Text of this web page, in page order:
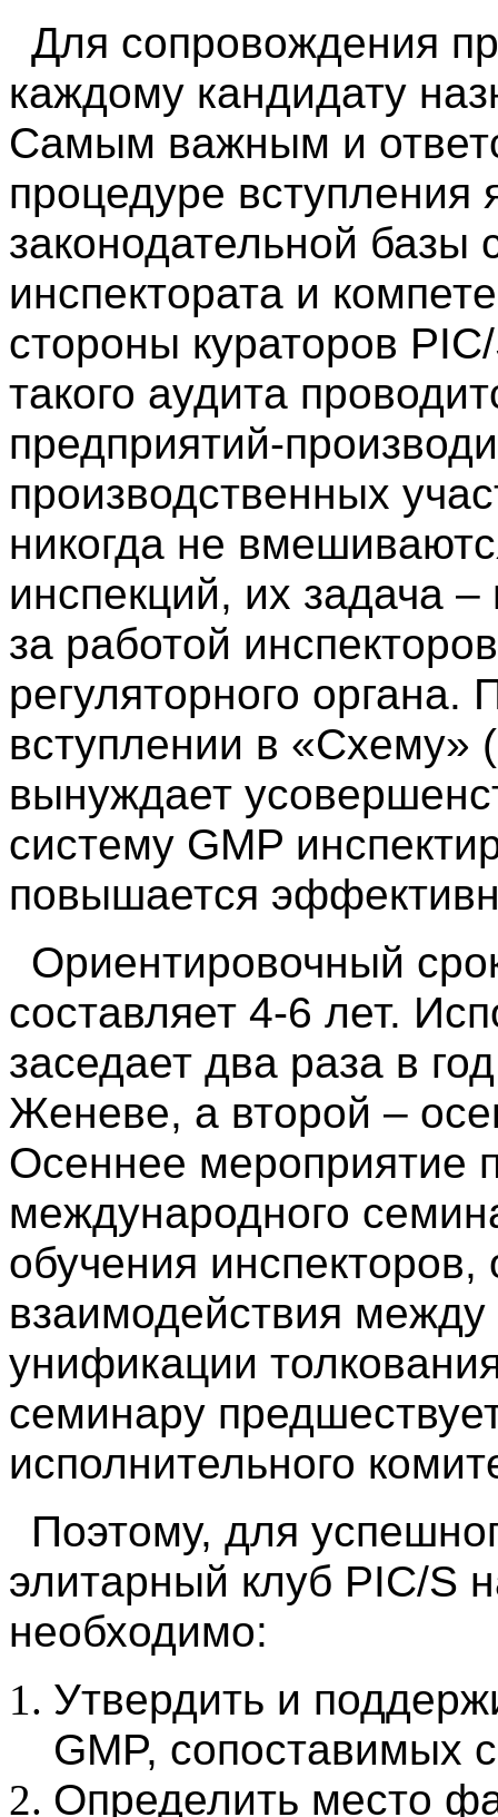
Для сопровождения
каждому кандидату
Самым важным и
процедуре вступления
законодательной
инспектората и
стороны кураторов
такого аудита
предприятий-
производственных
никогда не
инспекций, их задача
за работой
регуляторного органа.
вступлении в «Схему»
вынуждает
систему GMP
повышается
Ориентировочный
составляет 4-6 лет.
заседает два раза в
Женеве, а второй –
Осеннее мероприятие
международного
обучения инспекторов,
взаимодействия
унификации
семинару
исполнительного
Поэтому, для
элитарный клуб PIC/S
необходимо:
Утвердить и
GMP, сопоставимых
Определить место